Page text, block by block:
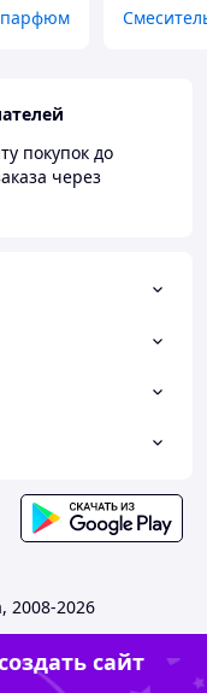
покупок до
через
2008-2026
сайт